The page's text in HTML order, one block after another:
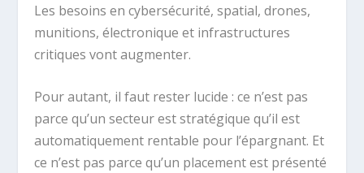
Les besoins en cybersécurité, spatial, drones,
munitions, électronique et infrastructures
critiques vont augmenter.
Pour autant, il faut rester lucide : ce n’est pas
parce qu’un secteur est stratégique qu’il est
automatiquement rentable pour l’épargnant. Et
ce n’est pas parce qu’un placement est présenté